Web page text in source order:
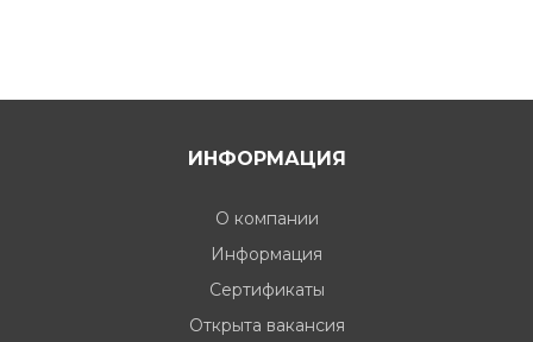
ИНФОРМАЦИЯ
О компании
Информация
Сертификаты
Открыта вакансия